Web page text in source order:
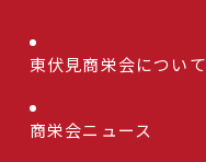
東伏見商栄会について
商栄会ニュース